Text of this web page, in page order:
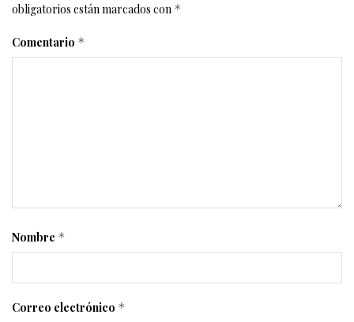
obligatorios están marcados con *
Comentario *
Nombre *
Correo electrónico *